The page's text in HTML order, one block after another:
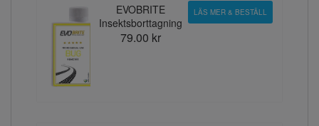
EVOBRITE
Insektsborttagning
79.00 kr
LÄS MER & BESTÄLL